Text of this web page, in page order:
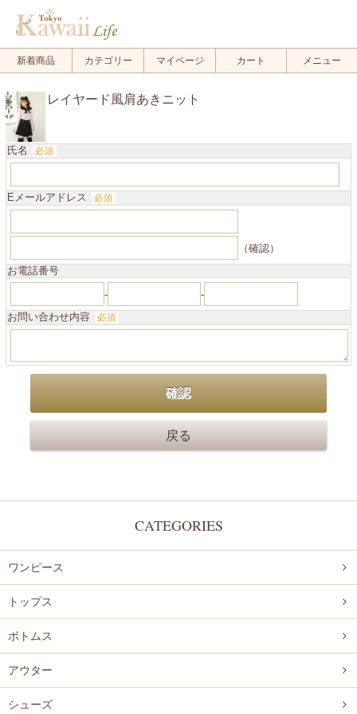
新着商品 カテゴリー マイページ カート メニュー
レイヤード風肩あきニット
氏名 必須
Eメールアドレス 必須
（確認）
お電話番号
-
-
お問い合わせ内容
必須
CATEGORIES
ワンピース
トップス
ボトムス
アウター
シューズ